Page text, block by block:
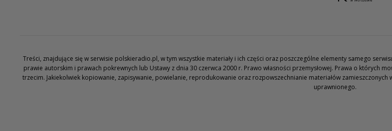
Treści, znajdujące się w serwisie polskieradio.pl, w tym wszystkie materiały i ich części oraz poszczególne elementy samego
prawie autorskim i prawach pokrewnych lub Ustawy z dnia 30 czerwca 2000 r. Prawo własności przemysłowej. Prawa o których
trzecim. Jakiekolwiek kopiowanie, zapisywanie, powielanie, reprodukowanie oraz rozpowszechnianie materiałów
uprawnionego.